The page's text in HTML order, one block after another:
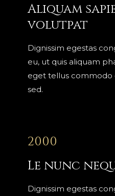
Aliquam
volutpat
Dignissim egestas
eu, ut quis aliquam
eget tellus commodo
sed.
2000
Le nunc
Dignissim egestas